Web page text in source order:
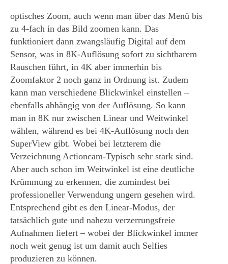
optisches Zoom, auch wenn man über das Menü bis
zu 4-fach in das Bild zoomen kann. Das
funktioniert dann zwangsläufig Digital auf dem
Sensor, was in 8K-Auflösung sofort zu sichtbarem
Rauschen führt, in 4K aber immerhin bis
Zoomfaktor 2 noch ganz in Ordnung ist. Zudem
kann man verschiedene Blickwinkel einstellen –
ebenfalls abhängig von der Auflösung. So kann
man in 8K nur zwischen Linear und Weitwinkel
wählen, während es bei 4K-Auflösung noch den
SuperView gibt. Wobei bei letzterem die
Verzeichnung Actioncam-Typisch sehr stark sind.
Aber auch schon im Weitwinkel ist eine deutliche
Krümmung zu erkennen, die zumindest bei
professioneller Verwendung ungern gesehen wird.
Entsprechend gibt es den Linear-Modus, der
tatsächlich gute und nahezu verzerrungsfreie
Aufnahmen liefert – wobei der Blickwinkel immer
noch weit genug ist um damit auch Selfies
produzieren zu können.